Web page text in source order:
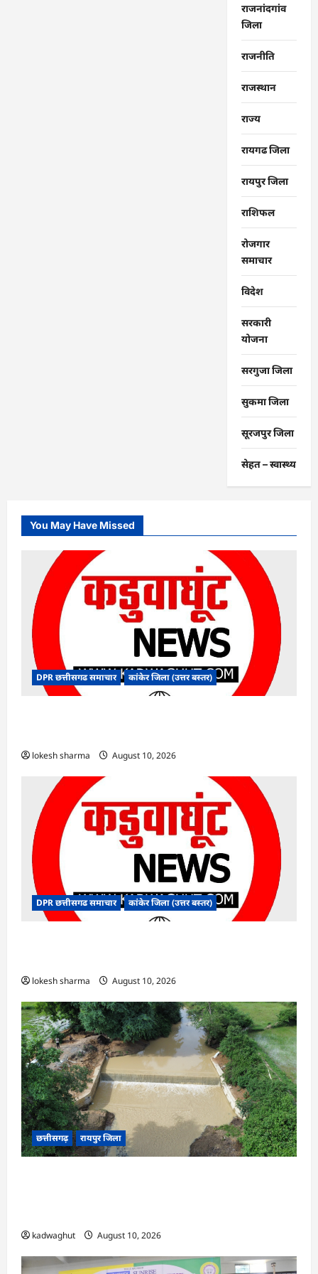
राजनांदगांव
जिला
राजनीति
राजस्थान
राज्‍य
रायगढ जिला
रायपुर जिला
राशिफल
रोजगार
समाचार
विदेश
सरकारी
योजना
सरगुजा जिला
सुकमा जिला
सूरजपुर जिला
सेहत – स्‍वास्‍थ्‍य
You May Have Missed
DPR छत्तीसगढ समाचार कांकेर जिला (उत्तर बस्तर)
lokesh sharma August 10, 2026
DPR छत्तीसगढ समाचार कांकेर जिला (उत्तर बस्तर)
lokesh sharma August 10, 2026
छत्तीसगढ़ रायपुर जिला
kadwaghut August 10, 2026